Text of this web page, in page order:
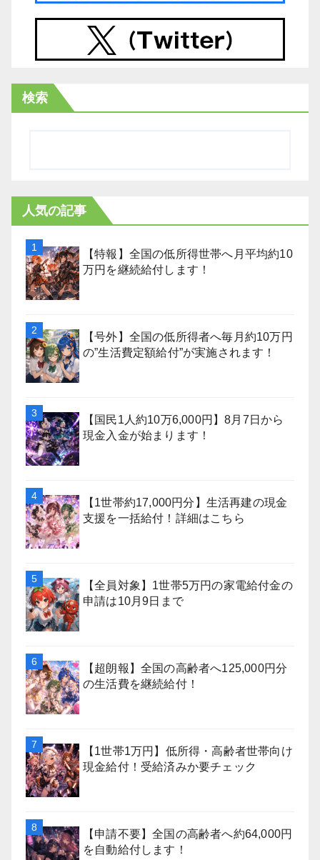
検索
人気の記事
【特報】全国の低所得世帯へ月平均約10
万円を継続給付します！
【号外】全国の低所得者へ毎月約10万円
の”生活費定額給付”が実施されます！
【国民1人約10万6,000円】8月7日から
現金入金が始まります！
【1世帯約17,000円分】生活再建の現金
支援を一括給付！詳細はこちら
【全員対象】1世帯5万円の家電給付金の
申請は10月9日まで
【超朗報】全国の高齢者へ125,000円分
の生活費を継続給付！
【1世帯1万円】低所得・高齢者世帯向け
現金給付！受給済みか要チェック
【申請不要】全国の高齢者へ約64,000円
を自動給付します！